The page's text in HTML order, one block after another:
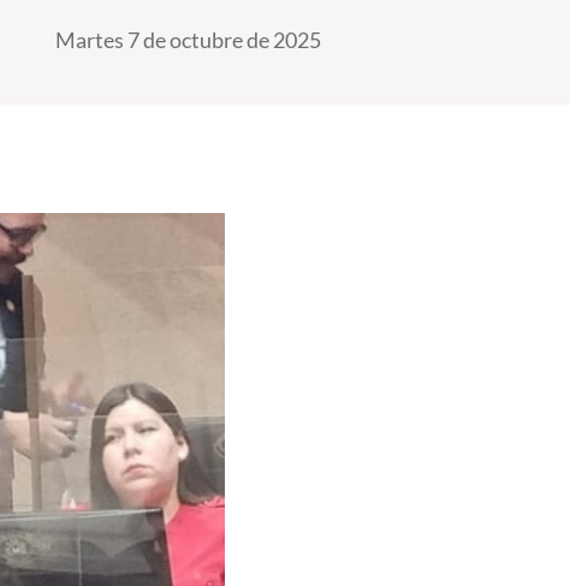
Martes 7 de octubre de 2025